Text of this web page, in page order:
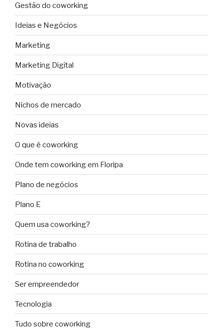
Gestão do coworking
Ideias e Negócios
Marketing
Marketing Digital
Motivação
Nichos de mercado
Novas ideias
O que é coworking
Onde tem coworking em Floripa
Plano de negócios
Plano E
Quem usa coworking?
Rotina de trabalho
Rotina no coworking
Ser empreendedor
Tecnologia
Tudo sobre coworking